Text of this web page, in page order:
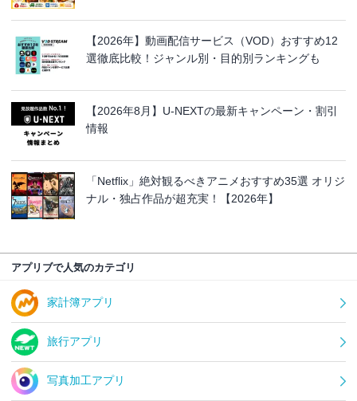
【2026年】動画配信サービス（VOD）おすすめ12
選徹底比較！ジャンル別・目的別ランキングも
【2026年8月】U-NEXTの最新キャンペーン・割引
情報
「Netflix」絶対観るべきアニメおすすめ35選 オリジ
ナル・独占作品が超充実！【2026年】
アプリブで人気のカテゴリ
家計簿アプリ
旅行アプリ
写真加工アプリ